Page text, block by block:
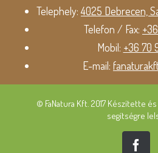
Telephely:4025 Debrecen,
Telefon / Fax:
Mobil: +36 70
E-mail:
© FaNatura Kft. 2017 Készítette
segítségre